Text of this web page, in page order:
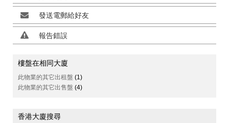
發送電郵給好友
報告錯誤
樓盤在相同大廈
此物業的其它出租盤 (1)
此物業的其它出售盤 (4)
香港大廈搜尋